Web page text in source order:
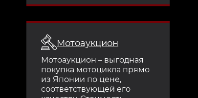
Мотоаукцион
Мотоаукцион – выгодная
покупка мотоцикла прямо
из Японии по цене,
соответствующей его